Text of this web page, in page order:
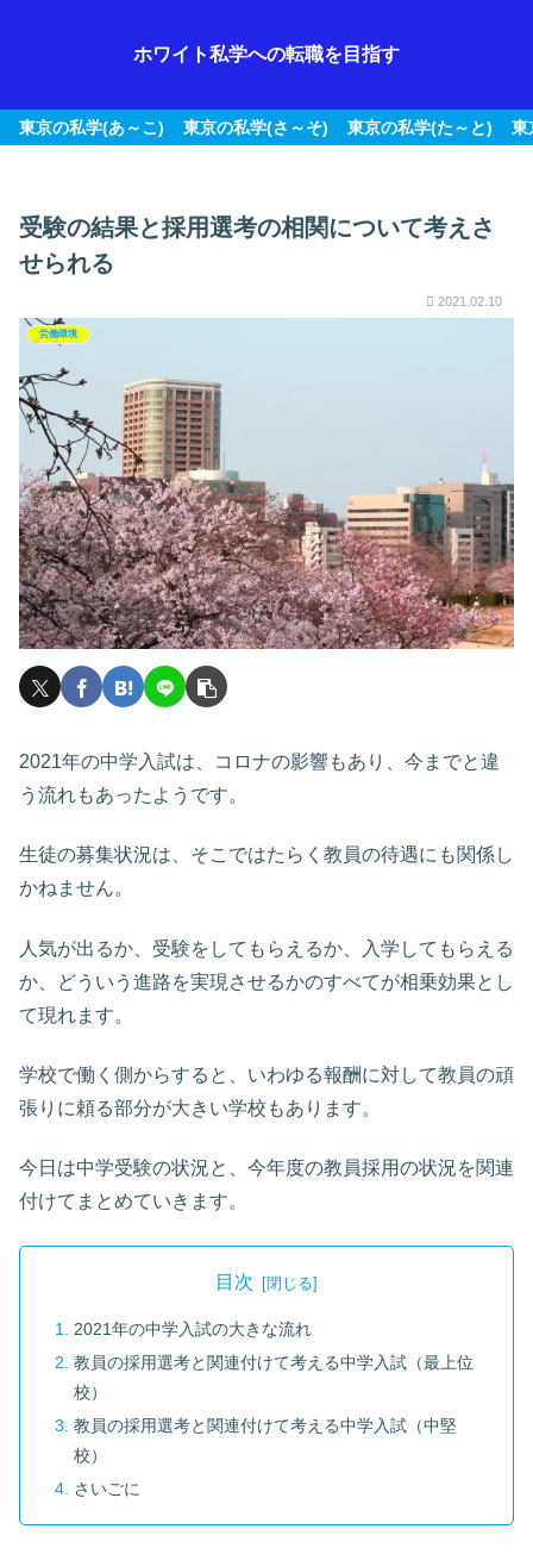
ホワイト私学への転職を目指す
東京の私学(あ～こ) 東京の私学(さ～そ) 東京の私学(た～と) 東
受験の結果と採用選考の相関について考えさ
せられる
2021.02.10
労働環境
2021年の中学入試は、コロナの影響もあり、今までと違
う流れもあったようです。
生徒の募集状況は、そこではたらく教員の待遇にも関係し
かねません。
人気が出るか、受験をしてもらえるか、入学してもらえる
か、どういう進路を実現させるかのすべてが相乗効果とし
て現れます。
学校で働く側からすると、いわゆる報酬に対して教員の頑
張りに頼る部分が大きい学校もあります。
今日は中学受験の状況と、今年度の教員採用の状況を関連
付けてまとめていきます。
目次
2021年の中学入試の大きな流れ
教員の採用選考と関連付けて考える中学入試（最上位
校）
教員の採用選考と関連付けて考える中学入試（中堅
校）
さいごに